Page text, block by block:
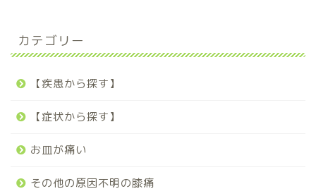
カテゴリー
【疾患から探す】
【症状から探す】
お皿が痛い
その他の原因不明の膝痛